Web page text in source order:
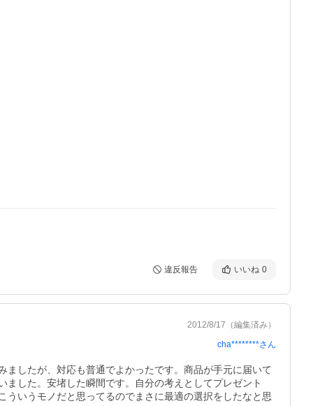
違反報告 いいね 0
2012/8/17 （編集済み）
cha********さん
したが、対応も普通でよかったです。商品が手元に届いて
した。安堵した瞬間です。自分の考えとしてプレゼント
いうモノだと思ってるのでまさに最適の選択をしたなと思